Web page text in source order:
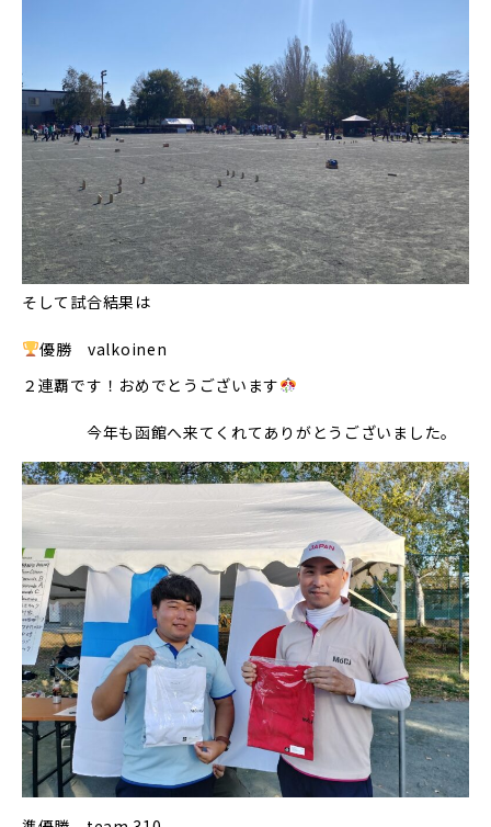
そして試合結果は
優勝 valkoinen
２連覇です！おめでとうございます
今年も函館へ来てくれてありがとうございました。